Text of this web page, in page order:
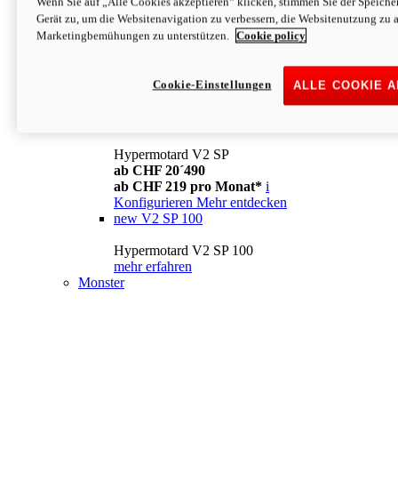
Konfigurieren Mehr entdecken
newV2
ab CHF 169 pro Monat* i
Mehr entdecken
Hypermotard V2 SP
ab CHF 20´490
ab CHF 219 pro Monat* i
Konfigurieren Mehr entdecken
new V2 SP 100
Hypermotard V2 SP 100
mehr erfahren
Monster
Gerät zu, um die Websitenavigation zu verbessern, die Websitenutzung zu
Marketingbemühungen zu unterstützen.
Cookie policy
ALLE COOKIE
Cookie-Einstellungen